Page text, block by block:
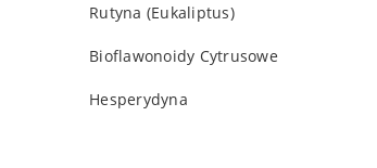
Rutyna (Eukaliptus)
Bioflawonoidy Cytrusowe
Hesperydyna